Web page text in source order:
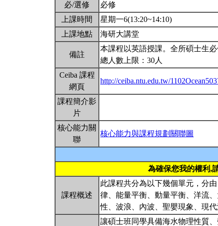
必/選修
必修
上課時間
星期一6(13:20~14:10)
上課地點
海研大講堂
備註
本課程以英語授課。全所碩士生
總人數上限：30人
Ceiba 課程
網頁
http://ceiba.ntu.edu.tw/
課程簡介影
片
核心能力關
聯
核心能力與課程規劃關聯圖
為確保您我的權利,
課程概述
此課程共分為以下幾個單元，分
律、能量平衡、動量平衡、洋流
性、波浪、內波、聖嬰現象、現
讓碩士班同學具備海水物理性質